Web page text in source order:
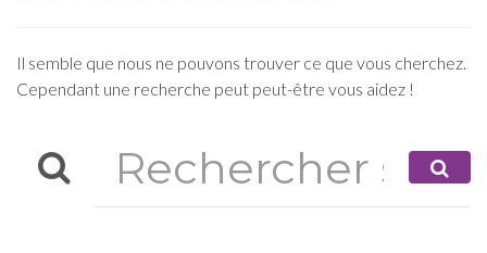
Il semble que nous ne pouvons trouver ce que vous cherchez.
Cependant une recherche peut peut-être vous aidez !